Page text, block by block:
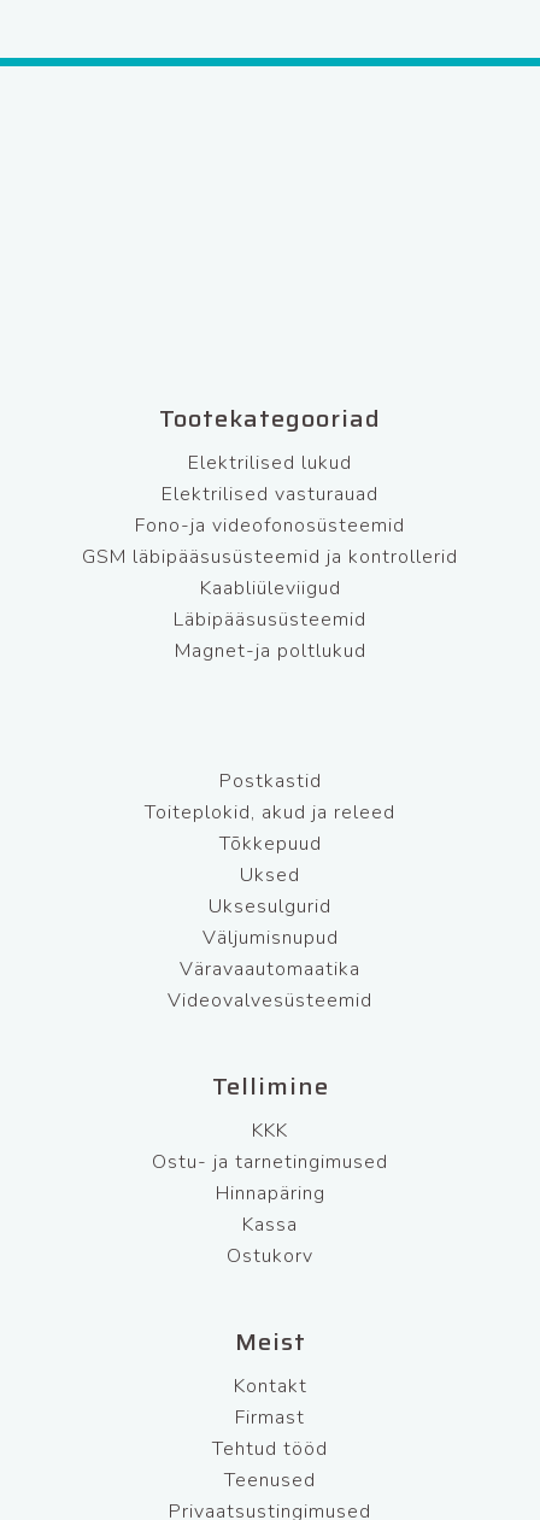
Tootekategooriad
Elektrilised lukud
Elektrilised vasturauad
Fono-ja videofonosüsteemid
GSM läbipääsusüsteemid ja kontrollerid
Kaabliüleviigud
Läbipääsusüsteemid
Magnet-ja poltlukud
Postkastid
Toiteplokid, akud ja releed
Tõkkepuud
Uksed
Uksesulgurid
Väljumisnupud
Väravaautomaatika
Videovalvesüsteemid
Tellimine
KKK
Ostu- ja tarnetingimused
Hinnapäring
Kassa
Ostukorv
Meist
Kontakt
Firmast
Tehtud tööd
Teenused
Privaatsustingimused